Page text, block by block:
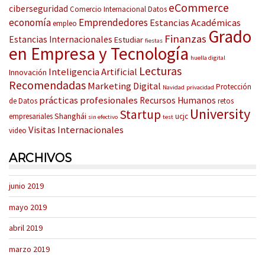
ciberseguridad Comercio InternacionalDatos eCommerce
economíaempleo EmprendedoresEstancias Académicas
Estancias Internacionales Estudiar fiestas Finanzas Grado
en Empresa y Tecnología huella digital
Innovación Inteligencia Artificial Lecturas
RecomendadasMarketing Digital Navidad privacidad Protección
de Datos prácticas profesionales Recursos Humanos retos
empresarialesShanghái sin efectivo Startup test ucjc University
video Visitas Internacionales
ARCHIVOS
junio 2019
mayo 2019
abril 2019
marzo 2019